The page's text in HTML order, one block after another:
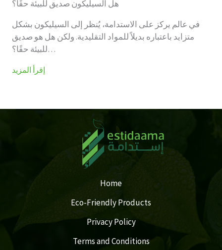
هل السيليكون صديق للبيئة حقًا؟
في عالم يركز على الاستدامة، يُنظر إلى السيليكون بشكل
متزايد باعتباره بديلاً للمواد التقليدية. ولكن هل هو صديق
للبيئة حقًا؟…
إقرأ المزيد
Home
Eco-Friendly Products
Privacy Policy
Terms and Conditions